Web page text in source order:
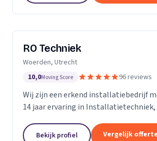
RO Techniek
Woerden, Utrecht
10,0Moving Score 96 reviews
Wij zijn een erkend installatiebedrijf
14 jaar ervaring in
Bekijk profiel Vergelijk